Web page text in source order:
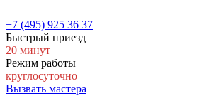
+7 (495) 925 36 37
Быстрый приезд
20 минут
Режим работы
круглосуточно
Вызвать мастера